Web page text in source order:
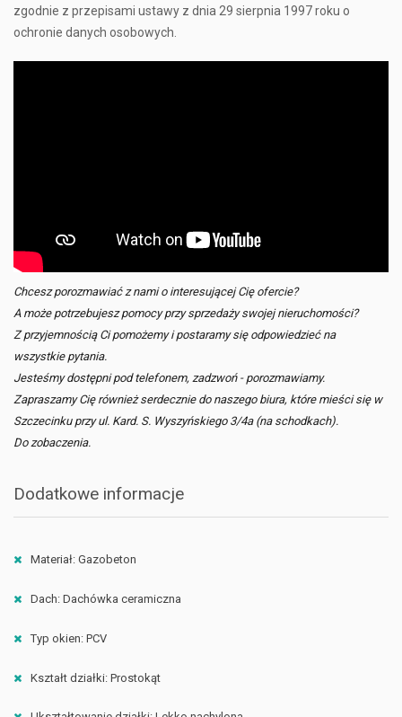
zgodnie z przepisami ustawy z dnia 29 sierpnia 1997 roku o
ochronie danych osobowych.
Chcesz porozmawiać z nami o interesującej Cię ofercie?
A może potrzebujesz pomocy przy sprzedaży swojej nieruchomości?
Z przyjemnością Ci pomożemy i postaramy się odpowiedzieć na
wszystkie pytania.
Jesteśmy dostępni pod telefonem, zadzwoń - porozmawiamy.
Zapraszamy Cię również serdecznie do naszego biura, które mieści się w
Szczecinku przy ul. Kard. S. Wyszyńskiego 3/4a (na schodkach).
Do zobaczenia.
Dodatkowe informacje
Materiał: Gazobeton
Dach: Dachówka ceramiczna
Typ okien: PCV
Kształt działki: Prostokąt